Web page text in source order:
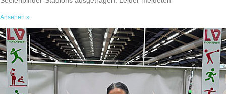
Ansehen »